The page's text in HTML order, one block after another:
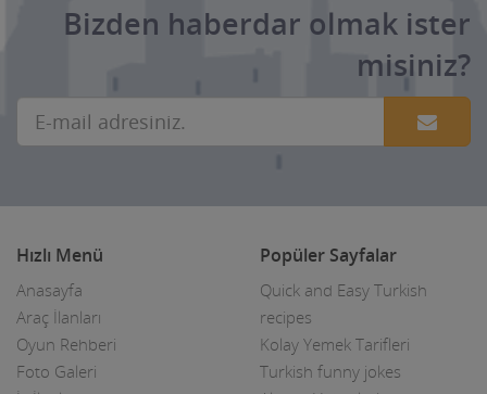
Bizden haberdar olmak ister
misiniz?
Hızlı Menü
Anasayfa
Araç İlanları
Oyun Rehberi
Foto Galeri
Popüler Sayfalar
Quick and Easy Turkish
recipes
Kolay Yemek Tarifleri
Turkish funny jokes